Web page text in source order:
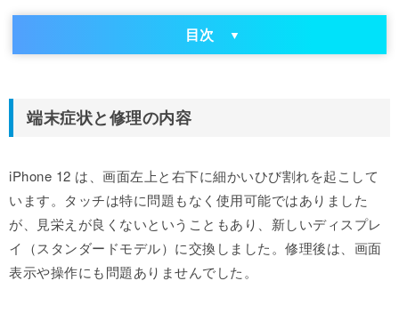
目次
端末症状と修理の内容
iPhone 12 は、画面左上と右下に細かいひび割れを起こして
います。タッチは特に問題もなく使用可能ではありました
が、見栄えが良くないということもあり、新しいディスプレ
イ（スタンダードモデル）に交換しました。修理後は、画面
表示や操作にも問題ありませんでした。